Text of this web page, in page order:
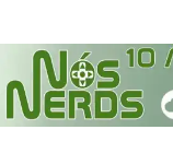
para
conteúdo